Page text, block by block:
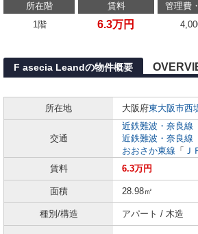
所在階 賃料 管理費
1階
6.3万円
F asecia Leandの物件概要
所在地
大阪府東大阪市西
交通
近鉄難波・奈良線
近鉄難波・奈良線
おおさか東線 「 Ｊ
賃料
6.3万円
面積 28.98㎡
種別/構造 アパート / 木造